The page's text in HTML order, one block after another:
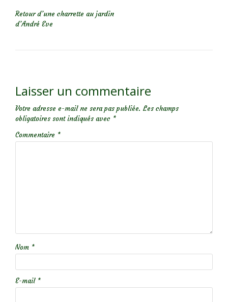
Retour d’une charrette au jardin
d’André Eve
Laisser un commentaire
Votre adresse e-mail ne sera pas publiée. Les champs
obligatoires sont indiqués avec *
Commentaire *
Nom *
E-mail *